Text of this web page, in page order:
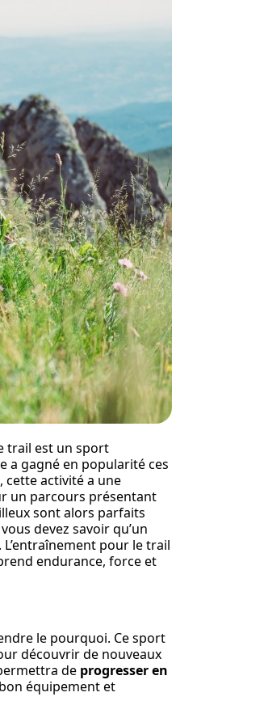
trail est un sport
a gagné en popularité ces
cette activité a une
un parcours présentant
sont alors parfaits
devez savoir qu’un
pour le trail
endurance, force et
le pourquoi. Ce sport
découvrir de nouveaux
de progresser en
équipement et